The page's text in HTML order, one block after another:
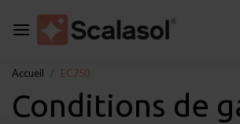
Accueil EC750
Conditions de